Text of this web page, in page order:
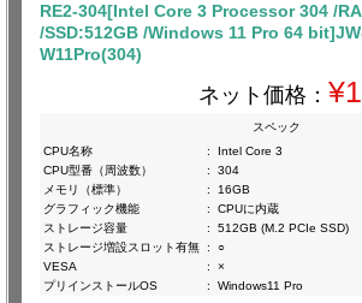
RE2-304[Intel Core 3 Processor 304 /
/SSD:512GB /Windows 11 Pro 64
W11Pro(304)
ネット価格：
スペック
CPU名称
:
Intel Core 3
CPU型番（周波数）
:
304
メモリ（標準）
:
16GB
グラフィック機能
:
CPUに内蔵
ストレージ容量
:
512GB (M.2 PCIe SSD)
ストレージ増設スロット有無 :
○
VESA
:
×
プリインストールOS
: Windows11 Pro